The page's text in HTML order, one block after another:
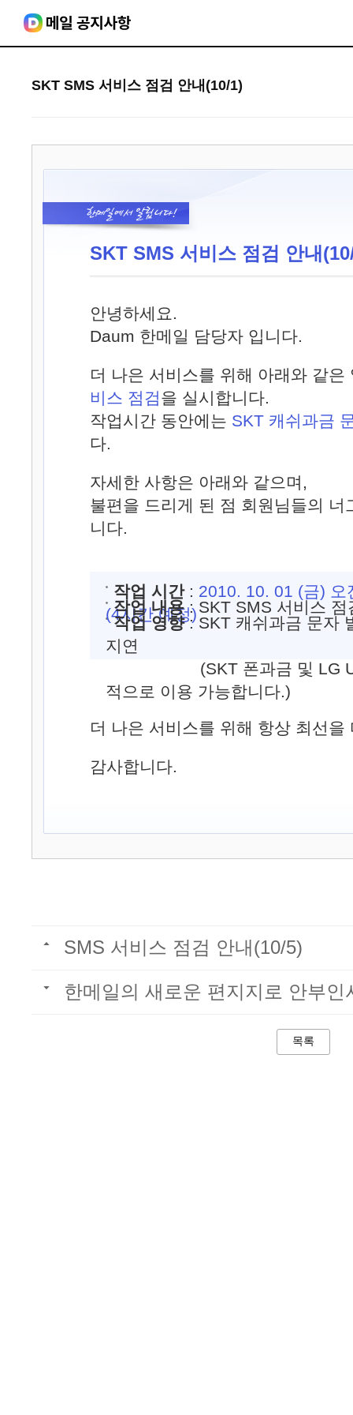
SKT SMS 서비스 점검 안내(10/1)
SKT SMS 서비스 점검 안내
안녕하세요.
Daum 한메일 담당자 입니다.
더 나은 서비스를 위해 아래와 같
비스 점검을 실시합니다.
작업시간 동안에는 SKT 캐쉬과금
다.
자세한 사항은 아래와 같으며,
불편을 드리게 된 점 회원님들의 너
니다.
작업 시간: 2010. 10. 01 (금)
(4시간 예정)
작업 내용: SKT SMS 서비스 점
작업 영향: SKT 캐쉬과금 문자
지연
(SKT 폰과금 및 LG U+,
적으로 이용 가능합니다.)
더 나은 서비스를 위해 항상 최선을
감사합니다.
SMS 서비스 점검 안내(10/5)
한메일의 새로운 편지지로 안부인
목록